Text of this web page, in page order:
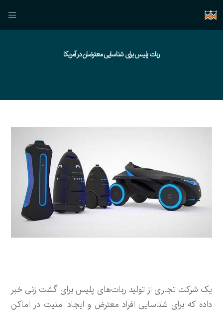
ربات‌ پلیس برای شناسایی معترضان در آمریکا
یک شرکت تجاری از تولید ربات‌های پلیس برای گشت زنی خبر
داده که برای شناسایی افراد معترض و ایجاد امنیت در اماکن